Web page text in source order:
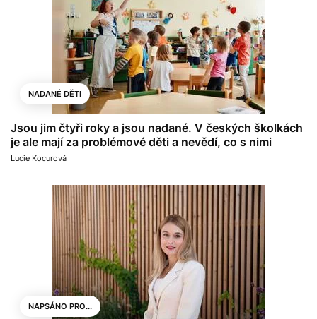
NADANÉ DĚTI
Jsou jim čtyři roky a jsou nadané. V českých školkách
je ale mají za problémové děti a nevědí, co s nimi
Lucie Kocurová
NAPSÁNO PRO...